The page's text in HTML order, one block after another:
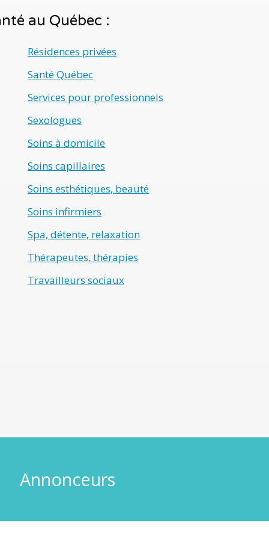
au Québec :
Résidences privées
Santé Québec
Services pour professionnels
Sexologues
Soins à domicile
Soins capillaires
Soins esthétiques, beauté
Soins infirmiers
Spa, détente, relaxation
Thérapeutes, thérapies
Travailleurs sociaux
Annonceurs